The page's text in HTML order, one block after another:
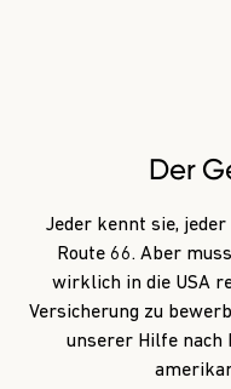
Der
Jeder kennt sie,
Route 66. Aber
wirklich in die USA
Versicherung zu
unserer Hilfe nach